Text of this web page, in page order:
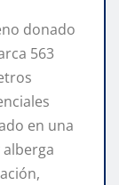
donado
563
en una